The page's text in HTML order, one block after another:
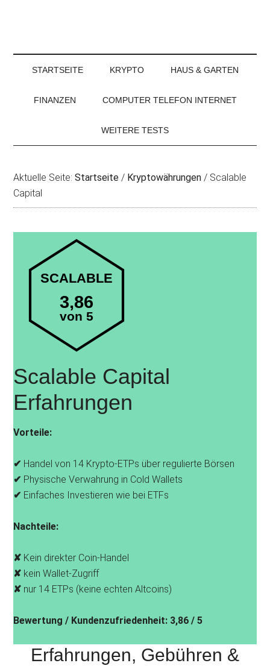
STARTSEITE KRYPTO HAUS & GARTEN
FINANZEN COMPUTER TELEFON INTERNET
WEITERE TESTS
Aktuelle Seite:Startseite / Kryptowährungen / Scalable
Capital
SCALABLE
3,86
von 5
Scalable Capital
Erfahrungen
Vorteile:
✔ Handel von 14 Krypto-ETPs über regulierte Börsen
✔ Physische Verwahrung in Cold Wallets
✔ Einfaches Investieren wie bei ETFs
Nachteile:
✘ Kein direkter Coin-Handel
✘ kein Wallet-Zugriff
✘ nur 14 ETPs (keine echten Altcoins)
Bewertung / Kundenzufriedenheit: 3,86 / 5
Erfahrungen, Gebühren &